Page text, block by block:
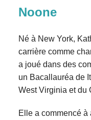
Noone
Né à New York,
carrière comme
a joué dans des
un Bacallauréa de
West Virginia et du
Elle a commencé